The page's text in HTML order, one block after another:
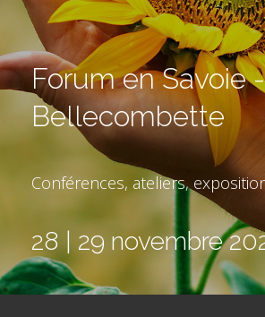
Forum en Savoie
Bellecombette
Conférences, ateliers,
28 | 29 novembre